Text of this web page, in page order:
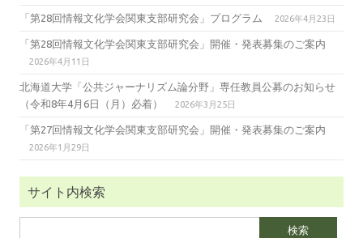
「第28回情報文化学会関東支部研究会」プログラム 2026年4月23日
「第28回情報文化学会関東支部研究会」開催・発表募集のご案内
2026年4月11日
北海道大学「公共ジャーナリズム論分野」専任教員公募のお知らせ
（令和8年4月6日（月）必着）
2026年3月25日
「第27回情報文化学会関東支部研究会」開催・発表募集のご案内
2026年1月29日
サイト内検索